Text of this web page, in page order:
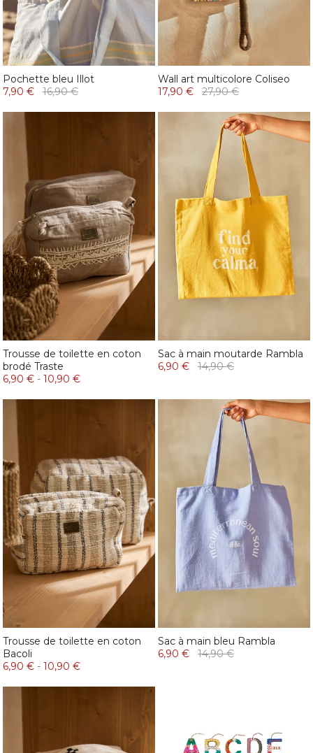
Pochette bleu Illot
7,90 €
16,90 €
Wall art multicolore Coliseo
17,90 €
27,90 €
Trousse de toilette en coton
brodé Traste
6,90 € - 10,90 €
Sac à main moutarde Rambla
6,90 €
14,90 €
Trousse de toilette en coton
Bacoli
6,90 € - 10,90 €
Sac à main bleu Rambla
6,90 €
14,90 €